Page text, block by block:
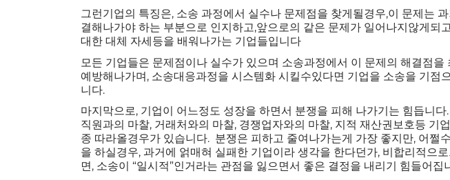
그런기업의 특징은, 소송 과정에서 실수나 문제점을 찾게될경우,이 문제는
결해나가야 하는 부분으로 인지하고,앞으로의 같은 문제가 일어나지않게되
대한 대체 자세등을 배워나가는 기업들입니다
모든 기업들은 문제점이나 실수가 있으며 소송과정에서 이 문제의 해결점을
예방해나가며, 소송대응과정을 시스템화 시킬수있다면 기업을 소송을 기점
니다.
마지막으로, 기업이 어느정도 성장을 하면서 분쟁을 피해 나가기는 힘듭니
직원과의 마찰, 거래처와의 마찰, 경쟁업자와의 마찰, 지적 재산권보호등 기
종 따라올경우가 있습니다. 분쟁은 피하고 줄여나가는게 가장 좋지만, 어쩔
을 하실경우, 과거에 얽매혀 실패한 기업이라 생각을 한다던가, 비합리적으
면, 소송이 “일시적”인거라는 관점을 잃으면서 좋은 결정을 내리기 힘들어집